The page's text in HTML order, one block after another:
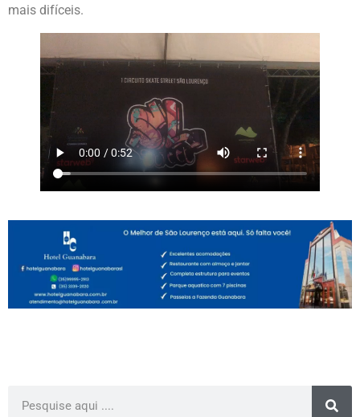
mais difíceis.